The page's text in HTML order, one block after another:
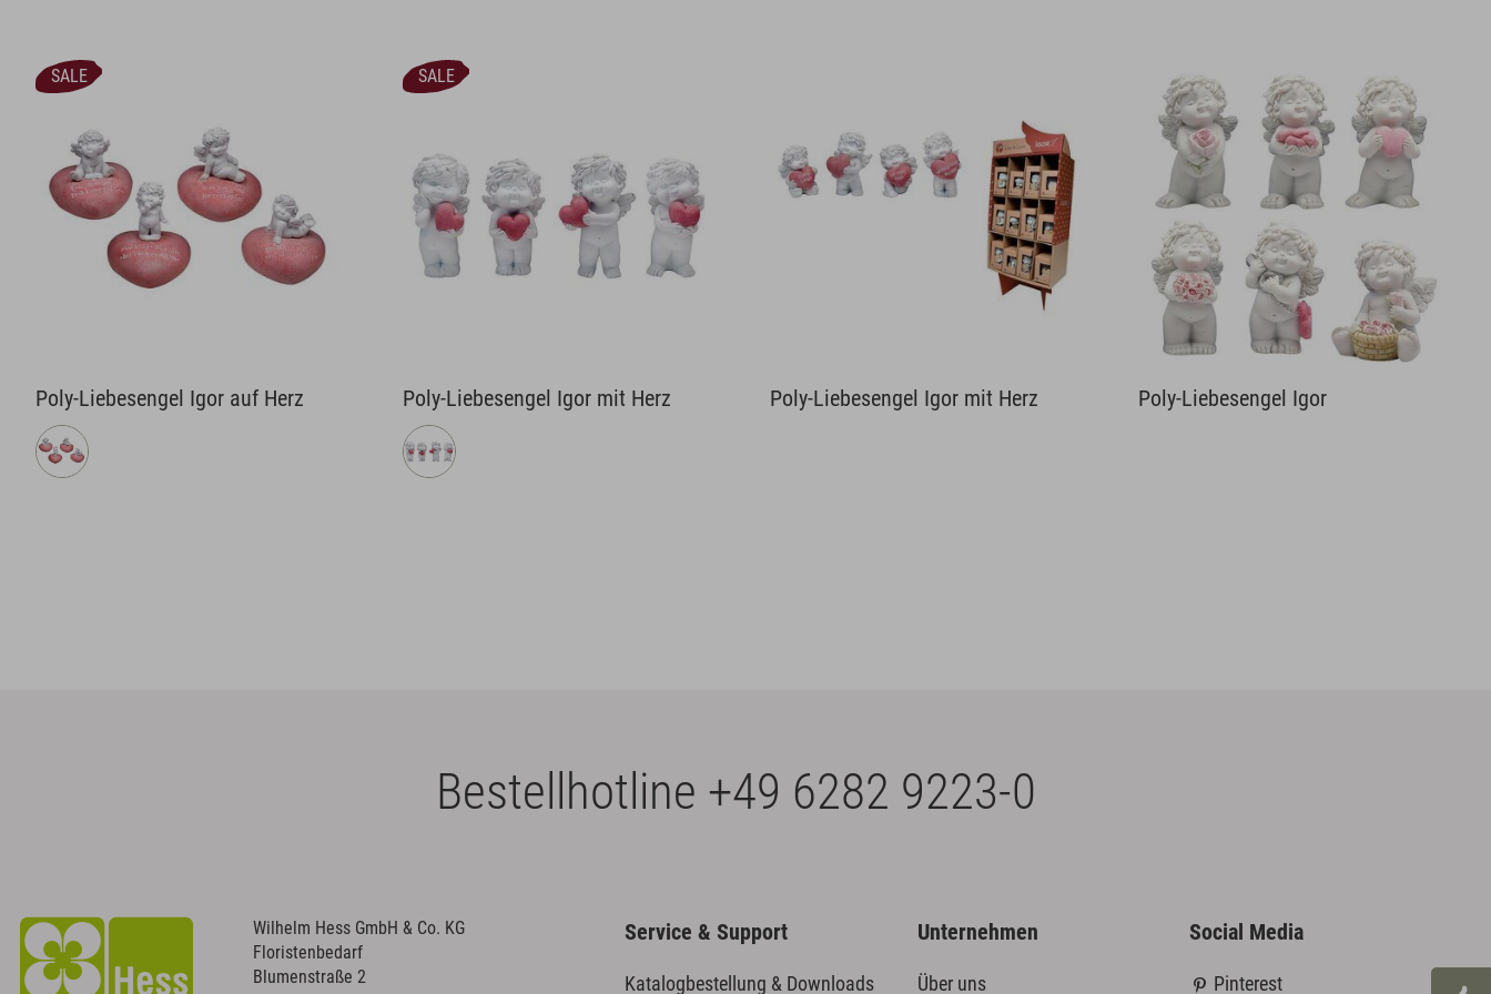
SALE
Poly-Liebesengel Igor auf Herz
SALE
Poly-Liebesengel Igor mit Herz Poly-Liebesengel Igor mit Herz Poly-Liebesengel Igor
Bestellhotline +49 6282 9223-0
Wilhelm Hess GmbH & Co. KG
Floristenbedarf
Blumenstraße 2
Service & Support
Katalogbestellung & Downloads
Unternehmen
Über uns
Social Media
Pinterest